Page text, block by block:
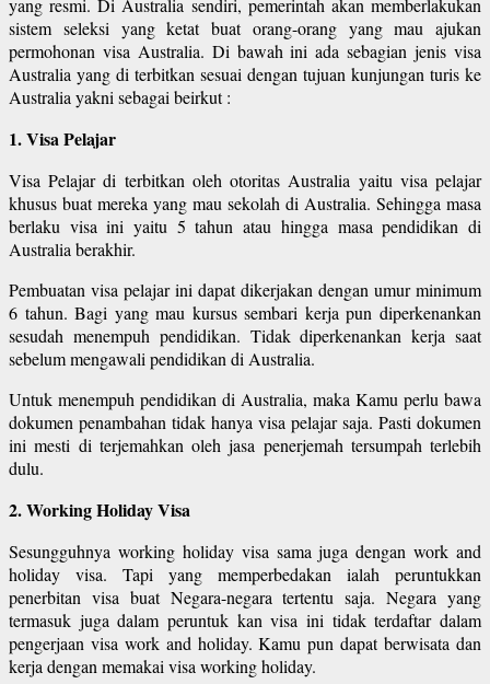
yang resmi. Di Australia sendiri, pemerintah akan memberlakukan
sistem seleksi yang ketat buat orang-orang yang mau ajukan
permohonan visa Australia. Di bawah ini ada sebagian jenis visa
Australia yang di terbitkan sesuai dengan tujuan kunjungan turis ke
Australia yakni sebagai beirkut :
1. Visa Pelajar
Visa Pelajar di terbitkan oleh otoritas Australia yaitu visa pelajar
khusus buat mereka yang mau sekolah di Australia. Sehingga masa
berlaku visa ini yaitu 5 tahun atau hingga masa pendidikan di
Australia berakhir.
Pembuatan visa pelajar ini dapat dikerjakan dengan umur minimum
6 tahun. Bagi yang mau kursus sembari kerja pun diperkenankan
sesudah menempuh pendidikan. Tidak diperkenankan kerja saat
sebelum mengawali pendidikan di Australia.
Untuk menempuh pendidikan di Australia, maka Kamu perlu bawa
dokumen penambahan tidak hanya visa pelajar saja. Pasti dokumen
ini mesti di terjemahkan oleh jasa penerjemah tersumpah terlebih
dulu.
2. Working Holiday Visa
Sesungguhnya working holiday visa sama juga dengan work and
holiday visa. Tapi yang memperbedakan ialah peruntukkan
penerbitan visa buat Negara-negara tertentu saja. Negara yang
termasuk juga dalam peruntuk kan visa ini tidak terdaftar dalam
pengerjaan visa work and holiday. Kamu pun dapat berwisata dan
kerja dengan memakai visa working holiday.